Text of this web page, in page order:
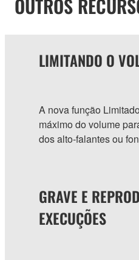
OUTROS
LIMITANDO O
A nova função
máximo do volume
dos alto-falantes ou
GRAVE E
EXECUÇÕES